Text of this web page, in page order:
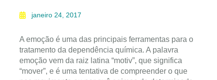
janeiro 24, 2017
A emoção é uma das principais ferramentas para o
tratamento da dependência química. A palavra
emoção vem da raiz latina “motiv”, que significa
“mover”, e é uma tentativa de compreender o que